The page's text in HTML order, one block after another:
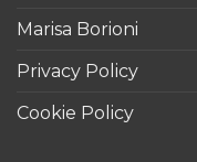
Marisa Borioni
Privacy Policy
Cookie Policy